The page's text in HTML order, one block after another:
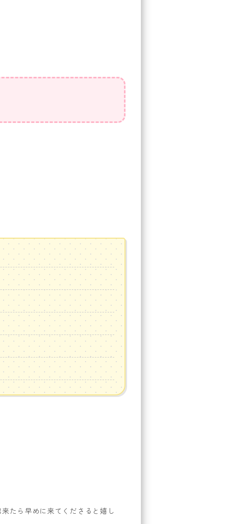
たら早めに来てくださると嬉し